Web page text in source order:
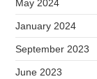
May 2024
January 2024
September 2023
June 2023